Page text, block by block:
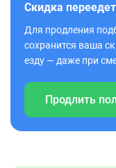
Скидка
Для продления
сохранится ваша
езду — даже при
Продлить